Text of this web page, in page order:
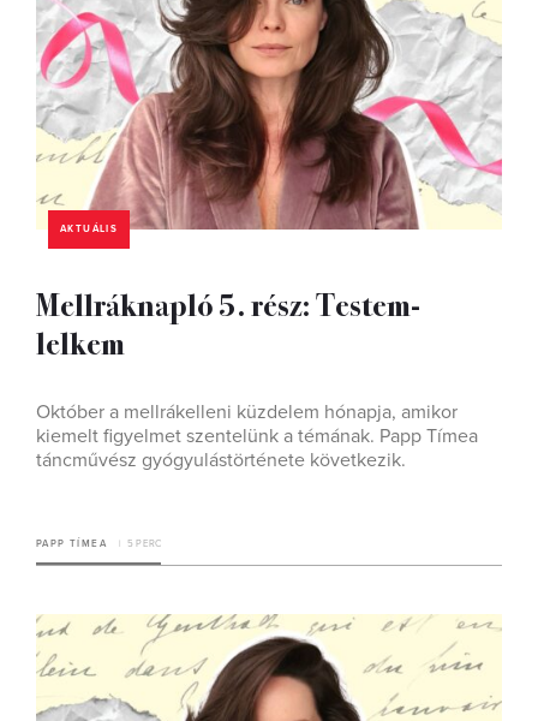
AKTUÁLIS
Mellráknapló 5. rész: Testem-
lelkem
Október a mellrákelleni küzdelem hónapja, amikor
kiemelt figyelmet szentelünk a témának. Papp Tímea
táncművész gyógyulástörténete következik.
PAPP TÍMEA 5 PERC